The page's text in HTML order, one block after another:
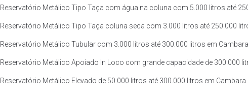
Reservatório Metálico Tipo Taça com água na coluna com 5.000 litros até
Reservatório Metálico Tipo Taça coluna seca com 3.000 litros até 250.000
Reservatório Metálico Tubular com 3.000 litros até 300.000 litros em
Reservatório Metálico Apoiado In Loco com grande capacidade de 300.000
Reservatório Metálico Elevado de 50.000 litros até 300.000 litros em